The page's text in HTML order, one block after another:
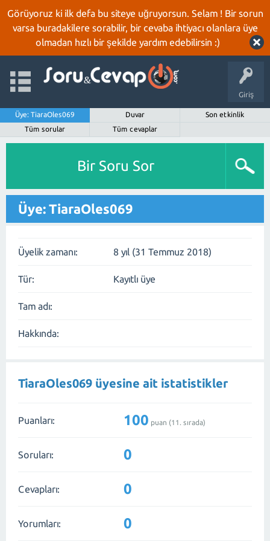
Görüyoruz ki ilk defa bu siteye uğruyorsun. Selam ! Bir sorun
varsa buradakilere sorabilir, bir cevaba ihtiyacı olanlara üye
olmadan hızlı bir şekilde yardım edebilirsin :)
Giriş
Üye: TiaraOles069 Duvar
Son etkinlik
Tüm sorular
Tüm cevaplar
Bir Soru Sor
Üye: TiaraOles069
Üyelik zamanı: 8 yıl (31 Temmuz 2018)
Tür: Kayıtlı üye
Tam adı:
Hakkında:
TiaraOles069 üyesine ait istatistikler
Puanları: 100 puan (11 . sırada)
Soruları: 0
Cevapları: 0
Yorumları: 0